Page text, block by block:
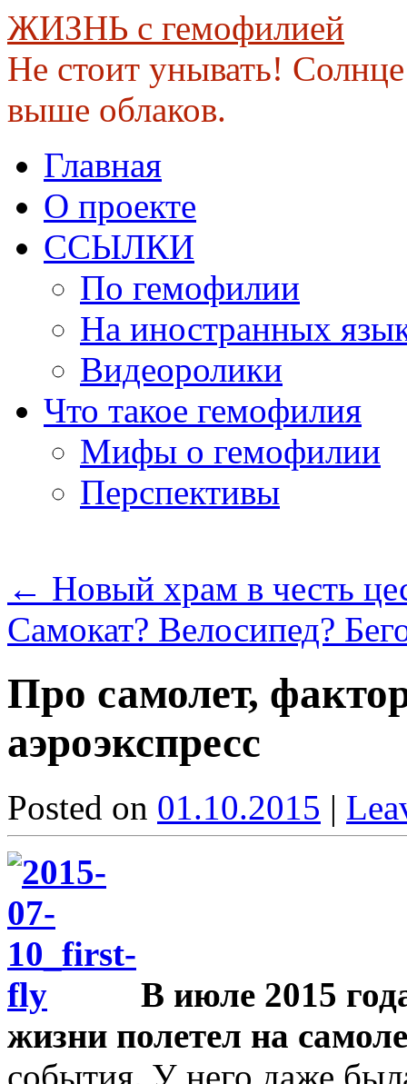
ЖИЗНЬ с гемофилией
Не стоит унывать!
выше облаков.
to
contentГлавная
О проекте
ССЫЛКИ
По гемофилии
На иностранных
Видеоролики
Что такое гемофилия
Мифы о гемофилии
Перспективы
← Новый храм в честь
Самокат? Велосипед?
Про самолет,
аэроэкспресс
Posted on 01.10.2015 |
В июле 2015
жизни полетел на
события. У него даже